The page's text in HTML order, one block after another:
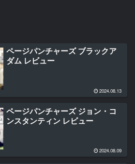
ページパンチャーズ ブラックア
ダム レビュー
2024.08.13
ページパンチャーズ ジョン・コ
ンスタンティン レビュー
2024.08.09